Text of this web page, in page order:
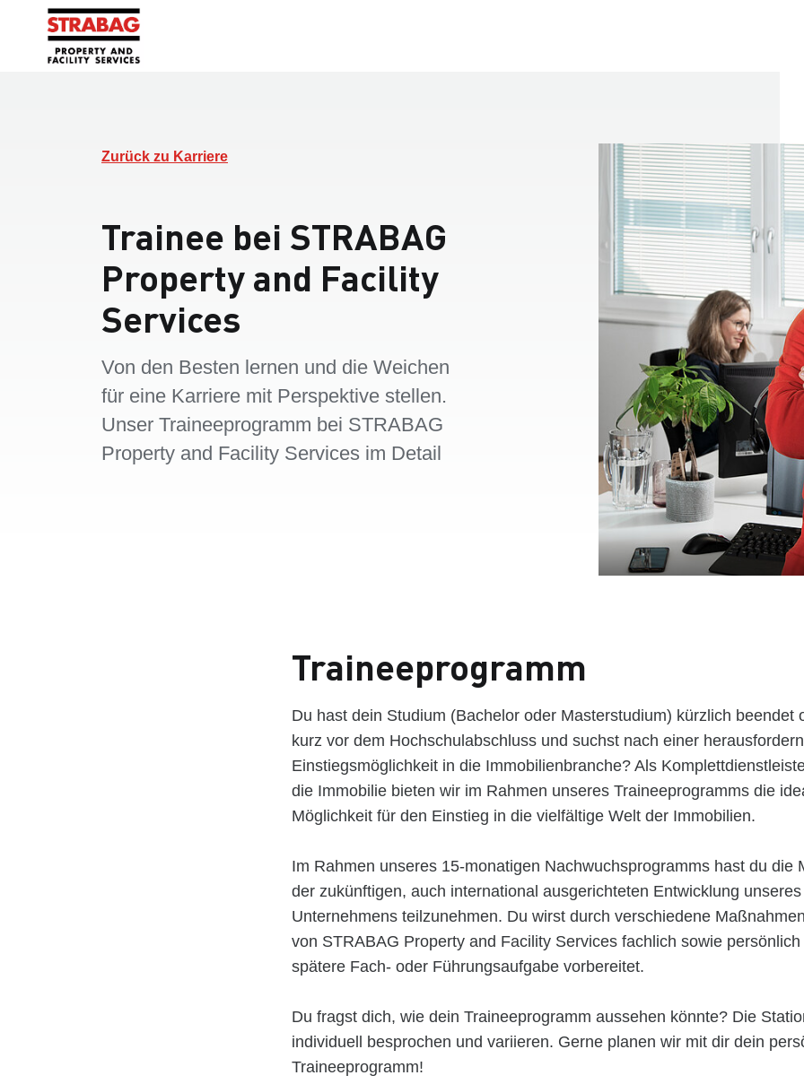
Zurück zu Karriere
Trainee bei STRABAG
Property and Facility
Services
Von den Besten lernen und die Weichen
für eine Karriere mit Perspektive stellen.
Unser Traineeprogramm bei STRABAG
Property and Facility Services im Detail
Traineeprogramm
Du hast dein Studium (Bachelor oder Masterstudium) kürzlich beendet
kurz vor dem Hochschulabschluss und suchst nach einer
Einstiegsmöglichkeit in die Immobilienbranche? Als
die Immobilie bieten wir im Rahmen unseres Traineeprogramms die
Möglichkeit für den Einstieg in die vielfältige Welt der Immobilien.
Im Rahmen unseres 15-monatigen Nachwuchsprogramms hast du die
der zukünftigen, auch international ausgerichteten Entwicklung unseres
Unternehmens teilzunehmen. Du wirst durch verschiedene
von STRABAG Property and Facility Services fachlich sowie
spätere Fach- oder Führungsaufgabe vorbereitet.
Du fragst dich, wie dein Traineeprogramm aussehen könnte? Die
individuell besprochen und variieren. Gerne planen wir mit dir dein
Traineeprogramm!